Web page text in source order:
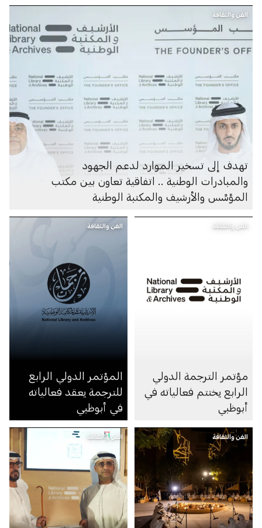
الفن والثقافة
تهدف إلى تسخير الموارد لدعم الجهود
والمبادرات الوطنية .. اتفاقية تعاون بين مكتب
المؤسِّس والأرشيف والمكتبة الوطنية
الفن والثقافة
مؤتمر الترجمة الدولي
الرابع يختتم فعالياته في
أبوظبي
الفن والثقافة
المؤتمر الدولي الرابع
للترجمة يعقد فعالياته
في أبوظبي
الفن والثقافة الفن والثقافة